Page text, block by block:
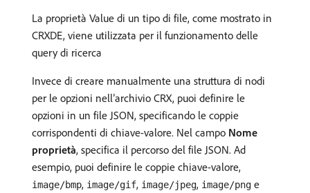
La proprietà Value di un tipo di file, come mostrato in
CRXDE, viene utilizzata per il funzionamento delle
query di ricerca
Invece di creare manualmente una struttura di nodi
per le opzioni nell’archivio CRX, puoi definire le
opzioni in un file JSON, specificando le coppie
corrispondenti di chiave-valore. Nel campo Nome
proprietà, specifica il percorso del file JSON. Ad
esempio, puoi definire le coppie chiave-valore,
image/bmp, image/gif, image/jpeg, image/png e